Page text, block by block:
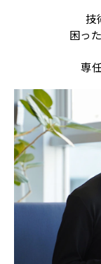
技
困っ
専